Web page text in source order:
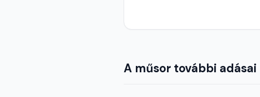
A műsor további adásai